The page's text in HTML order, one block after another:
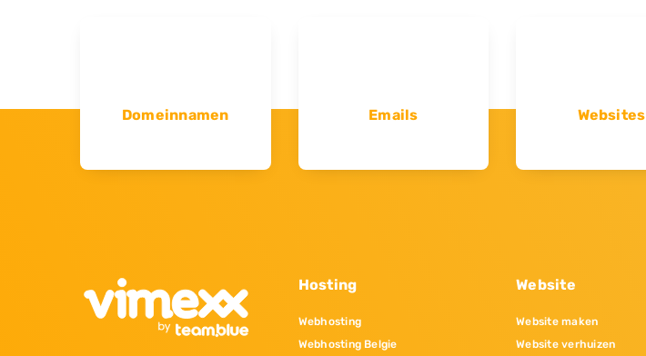
Domeinnamen Emails
Websites
Hosting
Webhosting
Webhosting Belgie
Website
Website maken
Website verhuizen